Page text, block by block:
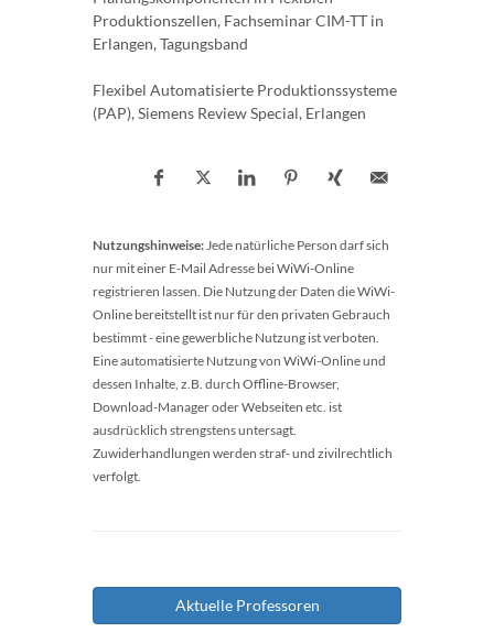
Produktionszellen, Fachseminar CIM-TT in
Erlangen, Tagungsband
Flexibel Automatisierte Produktionssysteme
(PAP), Siemens Review Special, Erlangen
Nutzungshinweise:Jede natürliche Person darf sich
nur mit einer E-Mail Adresse bei WiWi-Online
registrieren lassen. Die Nutzung der Daten die WiWi-
Online bereitstellt ist nur für den privaten Gebrauch
bestimmt - eine gewerbliche Nutzung ist verboten.
Eine automatisierte Nutzung von WiWi-Online und
dessen Inhalte, z.B. durch Offline-Browser,
Download-Manager oder Webseiten etc. ist
ausdrücklich strengstens untersagt.
Zuwiderhandlungen werden straf- und zivilrechtlich
verfolgt.
Aktuelle Professoren